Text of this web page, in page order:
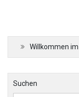
Willkommen
Suchen